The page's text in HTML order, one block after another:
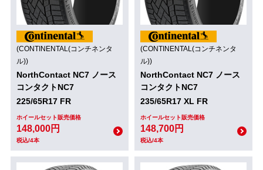
(CONTINENTAL(コンチネンタ
ル))
NorthContact NC7 ノース
コンタクトNC7
225/65R17 FR
ホイールセット販売価格
148,000円
税込/4本
(CONTINENTAL(コンチネンタ
ル))
NorthContact NC7 ノース
コンタクトNC7
235/65R17 XL FR
ホイールセット販売価格
148,700円
税込/4本